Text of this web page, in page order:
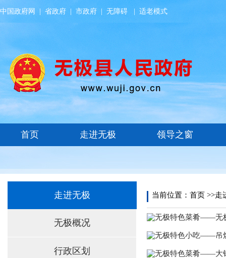
中国政府网 省政府 市政府 无障碍 适老模式
走进无极
无极概况
行政区划
当前位置： 首页 >>走
无极特色菜肴——无
无极特色小吃——吊
无极特色菜肴——大